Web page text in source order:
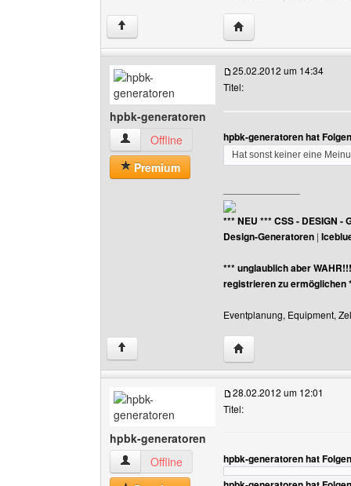
↑ Website dieses
hpbk-generatoren
hpbk-generatoren Benutzer-Profile anzeigen
Offline
Premium
25.02.2012 um 14:34
Titel:
hpbk-generatoren hat
Hat sonst keiner eine
*** NEU *** CSS - DESIGN -
Design-Generatoren |
*** unglaublich aber
registrieren zu ermöglichen
Eventplanung, Equipment,
↑ Website dieses
hpbk-generatoren
hpbk-generatoren Benutzer-Profile anzeigen
Offline
28.02.2012 um 12:01
Titel:
hpbk-generatoren hat